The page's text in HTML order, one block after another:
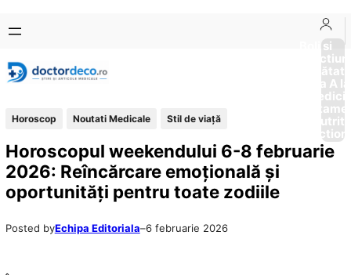
conținut
content
Boli si
Afectiuni
Sănătate
de la A
Horoscop Noutati Medicale Stil de viaţă
Horoscopul weekendului 6-8 februarie
2026: Reîncărcare emoțională și
oportunități pentru toate zodiile
Posted byEchipa Editoriala–6 februarie 2026